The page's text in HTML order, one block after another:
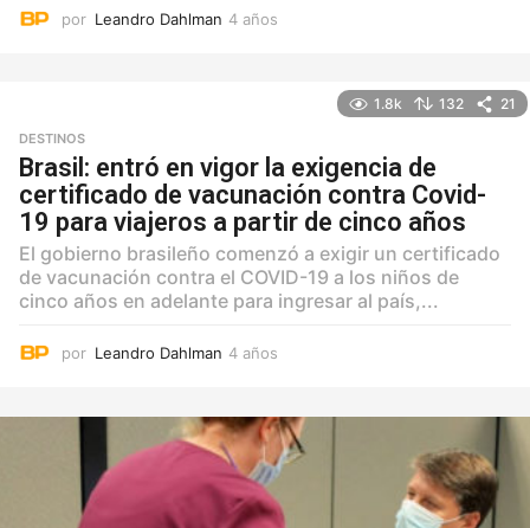
por Leandro Dahlman 4 años
1.8k 132 21
DESTINOS
Brasil: entró en vigor la exigencia de
certificado de vacunación contra Covid-
19 para viajeros a partir de cinco años
El gobierno brasileño comenzó a exigir un certificado
de vacunación contra el COVID-19 a los niños de
cinco años en adelante para ingresar al país,...
por Leandro Dahlman 4 años
o
s